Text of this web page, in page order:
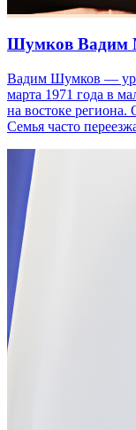
Шумков Вадим
Вадим Шумков —
марта 1971 года в
на востоке
Семья часто